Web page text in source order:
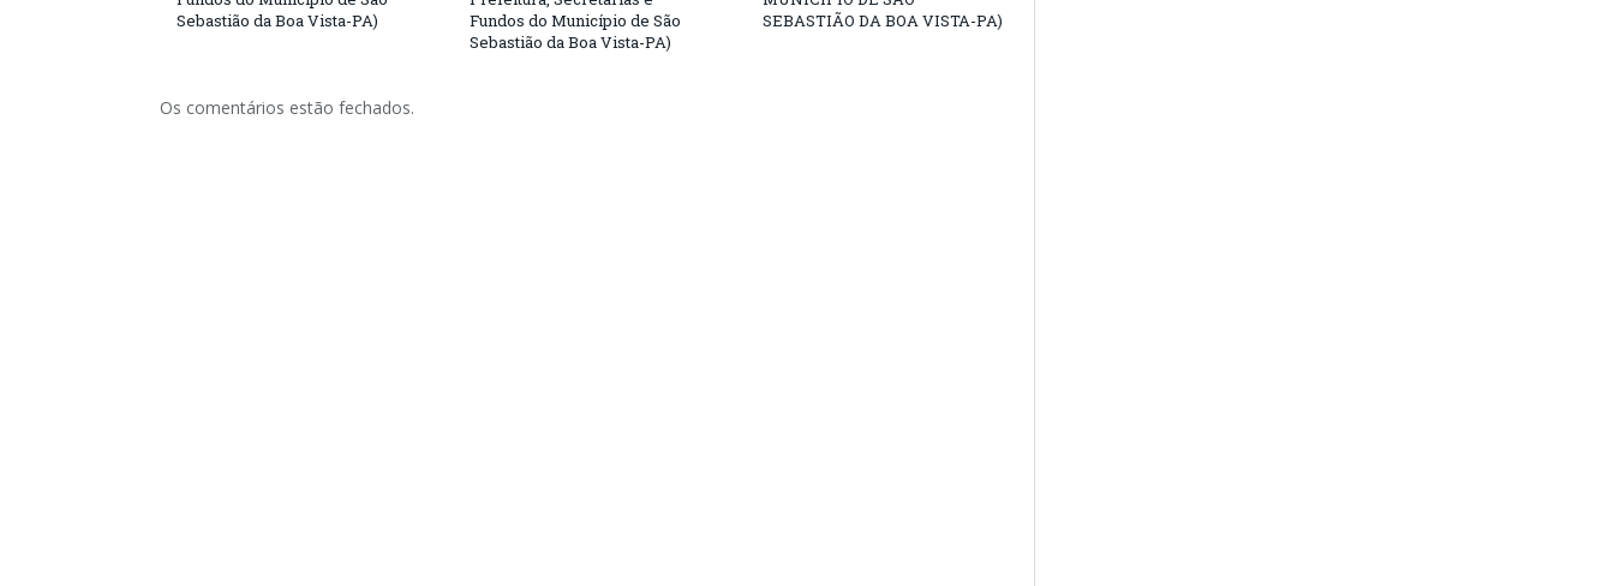
Sebastião da Boa Vista-PA)
Fundos do Município de São
Sebastião da Boa Vista-PA)
SEBASTIÃO DA BOA VISTA-PA)
Os comentários estão fechados.